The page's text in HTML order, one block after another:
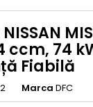
ccm, 74
Fiabilă
Marca DFC